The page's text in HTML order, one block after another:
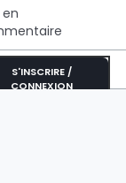
S'INSCRIRE /
CONNEXION